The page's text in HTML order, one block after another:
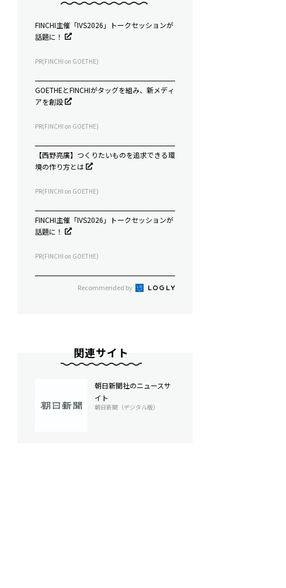
FINCHI主催「IVS2026」トークセッションが
話題に！
PR(FINCHI on GOETHE)
GOETHEとFINCHIがタッグを組み、新メディ
アを創設
PR(FINCHI on GOETHE)
【西野亮廣】つくりたいものを追求できる環
境の作り方とは
PR(FINCHI on GOETHE)
FINCHI主催「IVS2026」トークセッションが
話題に！
PR(FINCHI on GOETHE)
Recommended by
関連サイト
朝日新聞社のニュースサ
イト
朝日新聞（デジタル版）